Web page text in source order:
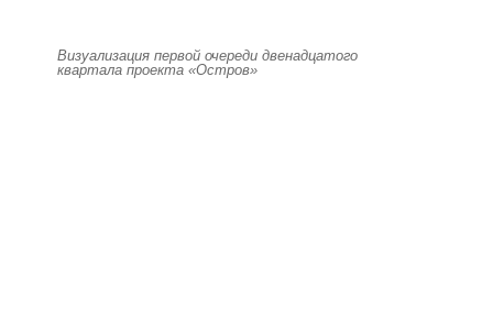
Визуализация первой очереди двенадцатого
квартала проекта «Остров»